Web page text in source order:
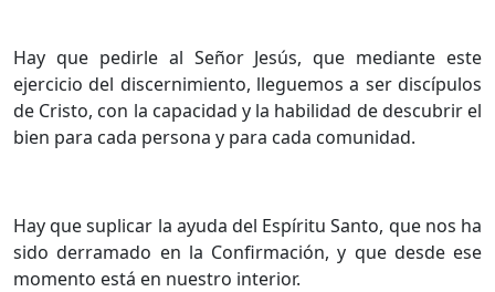
Hay que pedirle al Señor Jesús, que mediante este
ejercicio del discernimiento, lleguemos a ser discípulos
de Cristo, con la capacidad y la habilidad de descubrir el
bien para cada persona y para cada comunidad.
Hay que suplicar la ayuda del Espíritu Santo, que nos ha
sido derramado en la Confirmación, y que desde ese
momento está en nuestro interior.